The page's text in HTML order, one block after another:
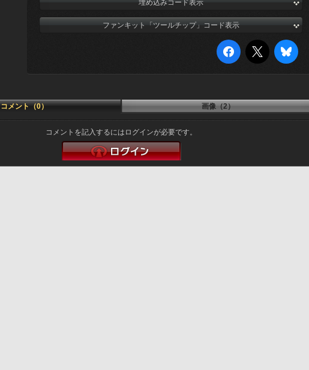
埋め込みコード表示
ファンキット「ツールチップ」コード表示
コメント（0） 画像（2）
コメントを記入するにはログインが必要です。